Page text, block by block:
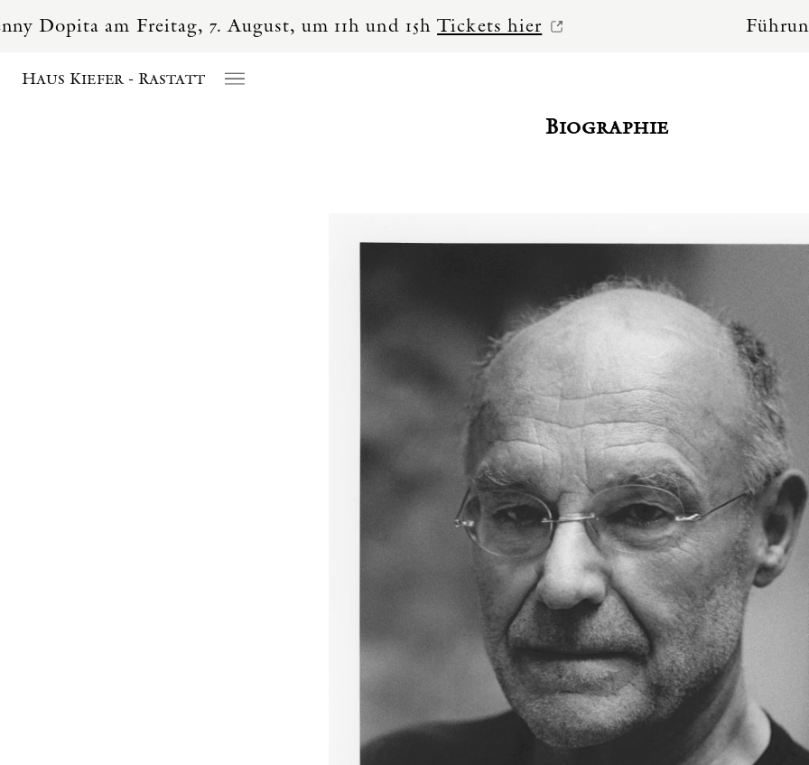
Freitag, 7. August, um 11h und 15hTickets hier Führungen mit
Haus Kiefer - Rastatt
Biographie